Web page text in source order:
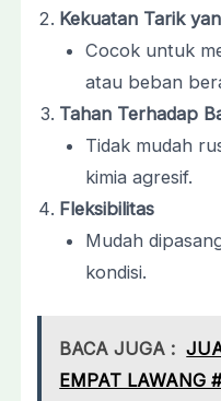
Kekuatan Tarik
Cocok untuk
atau beban
Tahan Terhadap
Tidak mudah
kimia agresif.
Fleksibilitas
Mudah
kondisi.
BACA JUGA :
EMPAT LAWANG